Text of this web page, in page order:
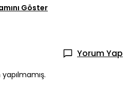
Göster
Yorum Yap